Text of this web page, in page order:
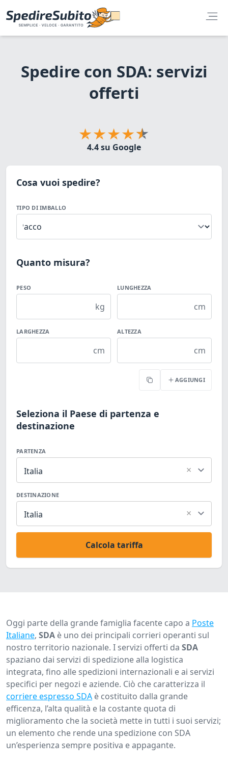
Spedire con SDA: servizi
offerti
4.4 su Google
Cosa vuoi spedire?
TIPO DI IMBALLO
Quanto misura?
PESO
kg
LUNGHEZZA
cm
LARGHEZZA
cm
ALTEZZA
cm
Copia AGGIUNGI
Seleziona il Paese di partenza e
destinazione
PARTENZA
Italia ×
DESTINAZIONE
Italia ×
Calcola tariffa
Oggi parte della grande famiglia facente capo a Poste
Italiane, SDA è uno dei principali corrieri operanti sul
nostro territorio nazionale. I servizi offerti da SDA
spaziano dai servizi di spedizione alla logistica
integrata, fino alle spedizioni internazionali e ai servizi
specifici per negozi e aziende. Ciò che caratterizza il
corriere espresso SDA è costituito dalla grande
efficenza, l’alta qualità e la costante quota di
miglioramento che la società mette in tutti i suoi servizi;
un elemento che rende una spedizione con SDA
un’esperienza sempre positiva e appagante.